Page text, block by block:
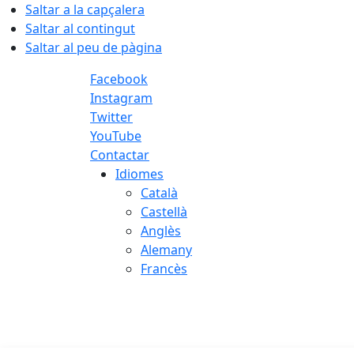
Saltar a la capçalera
Saltar al contingut
Saltar al peu de pàgina
Facebook
Instagram
Twitter
YouTube
Contactar
Idiomes
Català
Castellà
Anglès
Alemany
Francès